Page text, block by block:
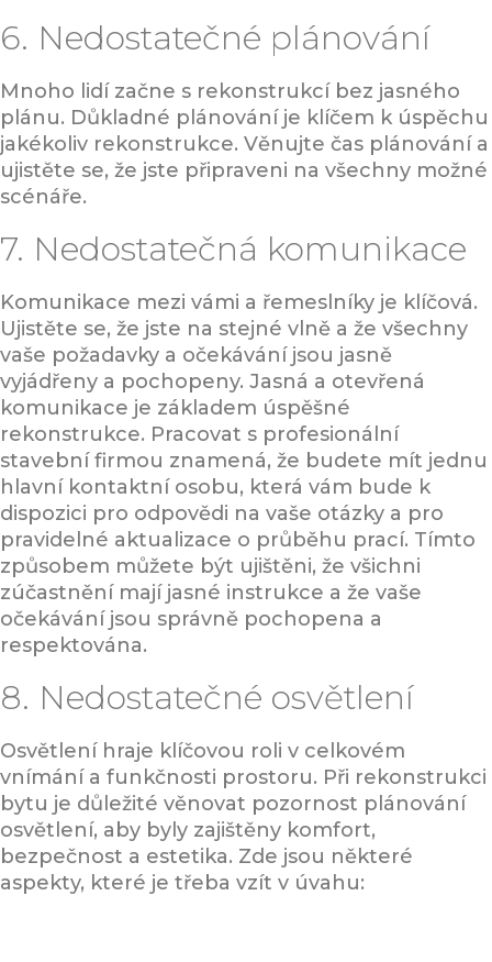
6. Nedostatečné plánování
Mnoho lidí začne s rekonstrukcí bez jasného
plánu. Důkladné plánování je klíčem k úspěchu
jakékoliv rekonstrukce. Věnujte čas plánování a
ujistěte se, že jste připraveni na všechny možné
scénáře.
7. Nedostatečná komunikace
Komunikace mezi vámi a řemeslníky je klíčová.
Ujistěte se, že jste na stejné vlně a že všechny
vaše požadavky a očekávání jsou jasně
vyjádřeny a pochopeny. Jasná a otevřená
komunikace je základem úspěšné
rekonstrukce. Pracovat s profesionální
stavební firmou znamená, že budete mít jednu
hlavní kontaktní osobu, která vám bude k
dispozici pro odpovědi na vaše otázky a pro
pravidelné aktualizace o průběhu prací. Tímto
způsobem můžete být ujištěni, že všichni
zúčastnění mají jasné instrukce a že vaše
očekávání jsou správně pochopena a
respektována.
8. Nedostatečné osvětlení
Osvětlení hraje klíčovou roli v celkovém
vnímání a funkčnosti prostoru. Při rekonstrukci
bytu je důležité věnovat pozornost plánování
osvětlení, aby byly zajištěny komfort,
bezpečnost a estetika. Zde jsou některé
aspekty, které je třeba vzít v úvahu: